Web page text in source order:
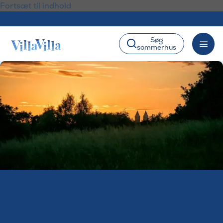
Fortsæt til indhold
Søg
sommerhus